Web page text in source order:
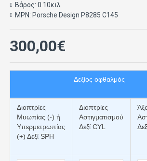
Βάρος: 0.10κιλ
MPN: Porsche Design P8285 C145
300,00€
Δεξίος οφθαλμός
Διοπτρίες
Μυωπίας (-) ή
Υπερμετρωπίας
(+) Δεξί SPH
Διοπτρίες
Αστιγματισμού
Δεξί CYL